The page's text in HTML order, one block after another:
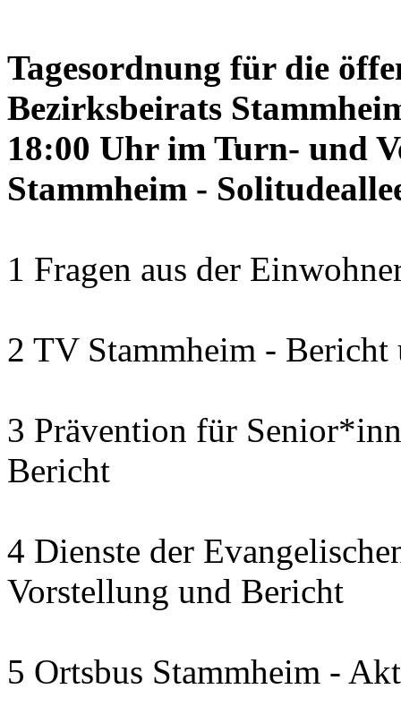
Tagesordnung für die
Bezirksbeirats
18:00 Uhr im Turn- und
Stammheim -
1 Fragen aus der
2 TV Stammheim - Bericht
3 Prävention für
Bericht
4 Dienste der
Vorstellung und Bericht
5 Ortsbus Stammheim -